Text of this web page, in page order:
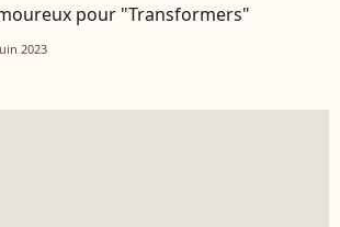
pour "Transformers"
2023